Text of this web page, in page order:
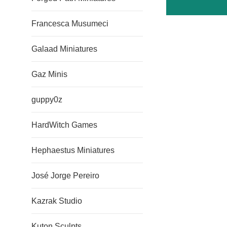
Francesca Musumeci
Galaad Miniatures
Gaz Minis
guppy0z
HardWitch Games
Hephaestus Miniatures
José Jorge Pereiro
Kazrak Studio